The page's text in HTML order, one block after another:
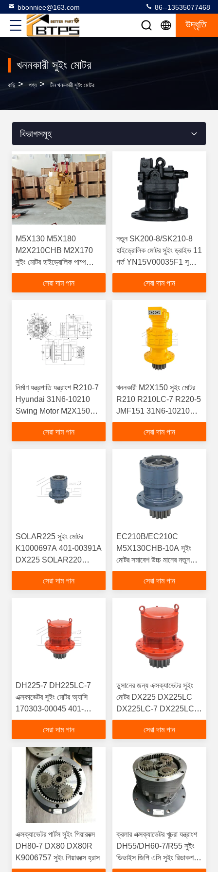
bbonniee@163.com 86--13535077468
উদ্ধৃতি
খননকারী সুইং মোটর
বাড়ি > পণ্য > চীন খননকারী সুইং মোটর
বিভাগসমূহ
M5X130 M5X180
M2X210CHB M2X170
সুইং মোটর হাইড্রোলিক পাম্প
এক্সক্যাভেটর পার্ট
সেরা দাম পান
নতুন SK200-8/SK210-8
হাইড্রোলিক মোটর সুইং ড্রাইভ 11
গর্ত YN15V00035F1 সুইং
চূড়ান্ত অংশ নির্মাণ যন্ত্রপাতি
সেরা দাম পান
নির্মাণ যন্ত্রপাতি যন্ত্রাংশ R210-7
Hyundai 31N6-10210
Swing Motor M2X150
এক্সকাভেটর যন্ত্রাংশের জন্য
খননকারী সুইং মোটর
সেরা দাম পান
খননকারী M2X150 সুইং মোটর
R210 R210LC-7 R220-5
JMF151 31N6-10210
হাইড্রোলিক মোটর 2110-2111
সেরা দাম পান
SOLAR225 সুইং মোটর
K1000697A 401-00391A
DX225 SOLAR220
DH225 DX225 সহ নির্মাণ
যন্ত্রপাতি যন্ত্রাংশসেরা দাম পান
EC210B/EC210C
M5X130CHB-10A সুইং
মোটর সমাবেশ উচ্চ মানের নতুন
হাইড্রোলিক অংশের জন্য 6 মাসের
ওয়ারেন্টি 14552686
সেরা দাম পান
DH225-7 DH225LC-7
এক্সকাভেটর সুইং মোটর অ্যাসি
170303-00045 401-
00086 হাই পারফরম্যান্স
রিডাকশন গিয়ার হাইড্রোলিক মোটর
সেরা দাম পান
ডুসানের জন্য এক্সক্যাভেটর সুইং
মোটর DX225 DX225LC
DX225LC-7 DX225LCA
DX300LC DX300LCA
DX 390 420 DH500-7
সেরা দাম পান
এক্সক্যাভেটর পার্টস সুইং গিয়ারবক্স
DH80-7 DX80 DX80R
K9006757 সুইং গিয়ারবক্স হ্রাস
ক্রলার এক্সক্যাভেটর খুচরা যন্ত্রাংশ
DH55/DH60-7/R55 সুইং
ডিভাইস জিপি এসি সুইং রিডাকশন
গিয়ারবক্স 2101-9002/2101-